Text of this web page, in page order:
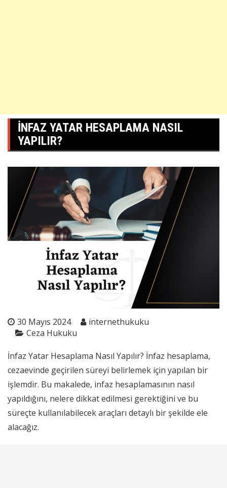
İNFAZ YATAR HESAPLAMA NASIL
YAPILIR?
30 Mayıs 2024
internethukuku
Ceza Hukuku
İnfaz Yatar Hesaplama Nasıl Yapılır? İnfaz hesaplama,
cezaevinde geçirilen süreyi belirlemek için yapılan bir
işlemdir. Bu makalede, infaz hesaplamasının nasıl
yapıldığını, nelere dikkat edilmesi gerektiğini ve bu
süreçte kullanılabilecek araçları detaylı bir şekilde ele
alacağız.